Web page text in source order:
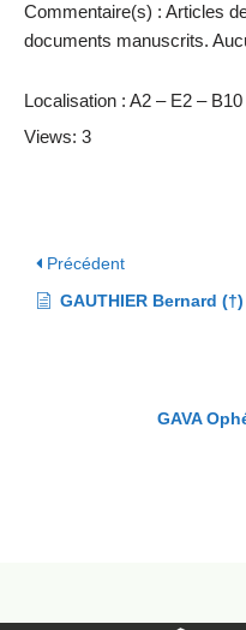
Commentaire(s) : Articles
documents manuscrits.
Localisation : A2 – E2 – B10
Views: 3
Précédent
GAUTHIER Bernard
GAVA